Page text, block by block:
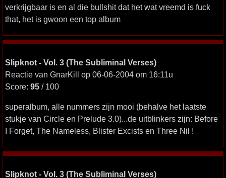
verkrijgbaar is en al die bullshit dat het wat vreemd is fuck
that, het is gwoon een top album
Slipknot - Vol. 3 (The Subliminal Verses)
Reactie van GnarKill op 06-06-2004 om 16:11u
Score: 95 / 100
superalbum, alle nummers zijn mooi (behalve het laatste
stukje van Circle en Prelude 3.0)...de uitblinkers zijn: Before
I Forget, The Nameless, Blister Excists en Three Nil !
Slipknot - Vol. 3 (The Subliminal Verses)